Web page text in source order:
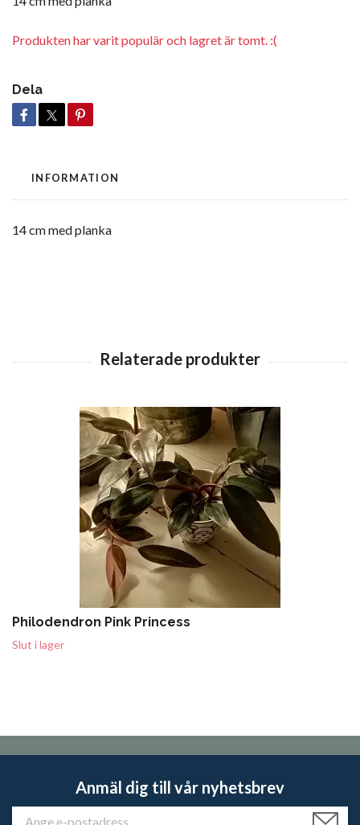
Produkten har varit populär och lagret är tomt. :(
Dela
INFORMATION
14 cm med planka
Philodendron Pink Princess
Slut i lager
Anmäl dig till vår nyhetsbrev